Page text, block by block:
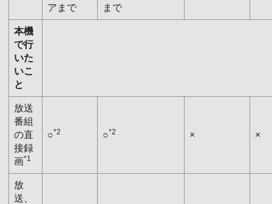
アまで
まで
本機
で行
いた
いこ
と
放送
番組
の直
接録
画*1
○*2 ○*2 × ×
放
送、